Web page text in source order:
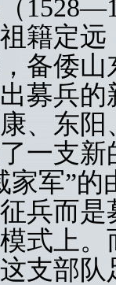
籍定
备倭
募兵
、东
一支
家军”
兵而
式上
支部